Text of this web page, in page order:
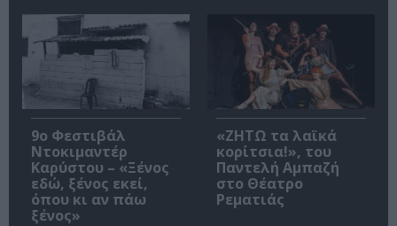
9ο Φεστιβάλ
Ντοκιμαντέρ
Καρύστου – «Ξένος
εδώ, ξένος εκεί,
όπου κι αν πάω
ξένος»
«ΖΗΤΩ τα λαϊκά
κορίτσια!», του
Παντελή Αμπαζή
στο Θέατρο
Ρεματιάς